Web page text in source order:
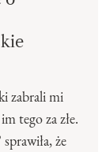
zabrali mi
tego za złe.
że